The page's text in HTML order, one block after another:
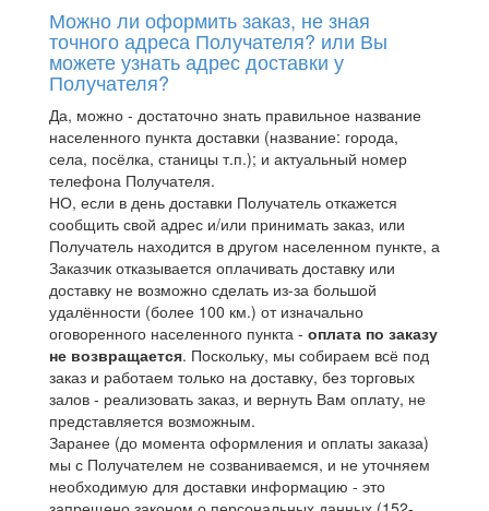
Можно ли оформить заказ, не зная
точного адреса Получателя? или Вы
можете узнать адрес доставки у
Получателя?
Да, можно - достаточно знать правильное название
населенного пункта доставки (название: города,
села, посёлка, станицы т.п.); и актуальный номер
телефона Получателя.
НО, если в день доставки Получатель откажется
сообщить свой адрес и/или принимать заказ, или
Получатель находится в другом населенном пункте, а
Заказчик отказывается оплачивать доставку или
доставку не возможно сделать из-за большой
удалённости (более 100 км.) от изначально
оговоренного населенного пункта - оплата по заказу
не возвращается. Поскольку, мы собираем всё под
заказ и работаем только на доставку, без торговых
залов - реализовать заказ, и вернуть Вам оплату, не
представляется возможным.
Заранее (до момента оформления и оплаты заказа)
мы с Получателем не созваниваемся, и не уточняем
необходимую для доставки информацию - это